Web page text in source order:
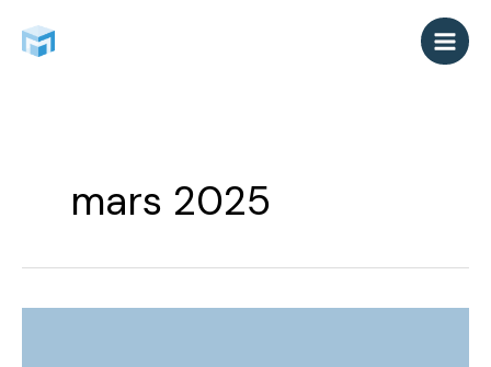
rett
mars 2025